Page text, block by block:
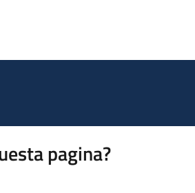
pagina?